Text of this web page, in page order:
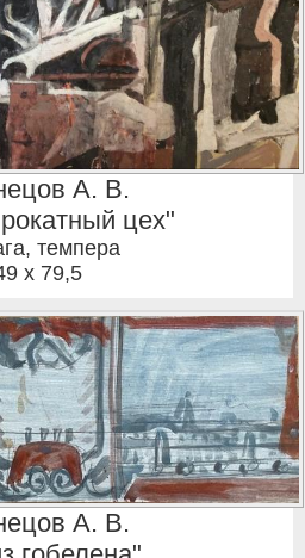
А. В.
цех"
темпера
x 79,5
А. В.